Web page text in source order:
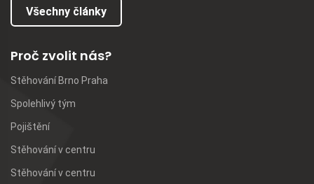
Všechny články
Proč zvolit nás?
Stěhování Brno Praha
Spolehlivý tým
Pojištění
Stěhování v centru
Stěhování v centru